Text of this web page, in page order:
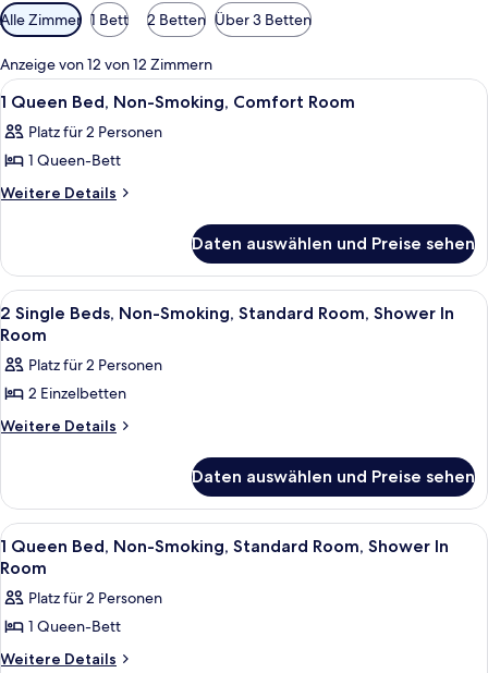
Verfügbare
Filter
für
Zimmer
Alle Zimmer 1 Bett 2 Betten Über 3 Betten
Anzeige von 12 von 12 Zimmern
Alle
Fotos
für
1
Queen
Smoking,
Comfort
Room
anzeigen
Ein Hotelzimmer mit einem Bett,
1
1 Queen Bed, Non-Smoking, Comfort Room
Platz für 2 Personen
1 Queen-Bett
Weitere Details
Weitere
Queen
Bed,
Non-
Smoking,
Room
Daten auswählen und Preise sehen
Alle
Fotos
für
2
Single
Beds,
Standard
Room,
Shower
In
Room
anzeigen
Hochwertige Bettwaren, Pillowtop-
3
2 Single Beds, Non-Smoking, Standard Room, Shower In
Room
Platz für 2 Personen
2 Einzelbetten
Weitere Details
Weitere
Single
Beds,
Non-
Smoking,
Room,
Shower
Room
Daten auswählen und Preise sehen
Alle
Fotos
für
1
Queen
Bed,
Hochwertige Bettwaren, Pillowtop-
4
1 Queen Bed, Non-Smoking, Standard Room, Shower In
Room
Platz für 2 Personen
1 Queen-Bett
Weitere Details
Weitere